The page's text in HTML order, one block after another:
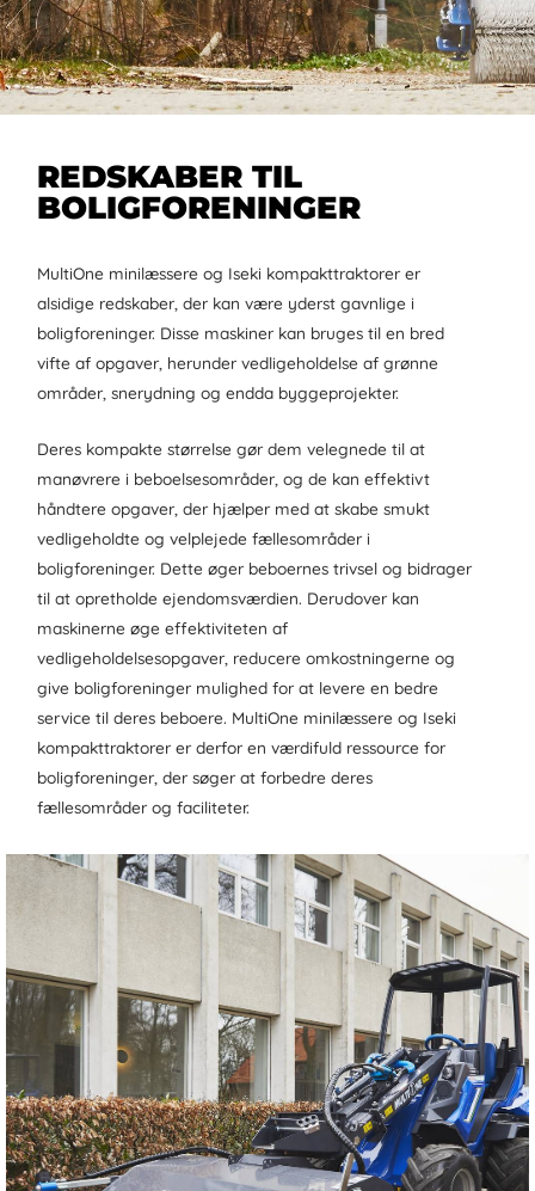
REDSKABER TIL
BOLIGFORENINGER
MultiOne minilæssere og Iseki kompakttraktorer er
alsidige redskaber, der kan være yderst gavnlige i
boligforeninger. Disse maskiner kan bruges til en bred
vifte af opgaver, herunder vedligeholdelse af grønne
områder, snerydning og endda byggeprojekter.
Deres kompakte størrelse gør dem velegnede til at
manøvrere i beboelsesområder, og de kan effektivt
håndtere opgaver, der hjælper med at skabe smukt
vedligeholdte og velplejede fællesområder i
boligforeninger. Dette øger beboernes trivsel og bidrager
til at opretholde ejendomsværdien. Derudover kan
maskinerne øge effektiviteten af
vedligeholdelsesopgaver, reducere omkostningerne og
give boligforeninger mulighed for at levere en bedre
service til deres beboere. MultiOne minilæssere og Iseki
kompakttraktorer er derfor en værdifuld ressource for
boligforeninger, der søger at forbedre deres
fællesområder og faciliteter.